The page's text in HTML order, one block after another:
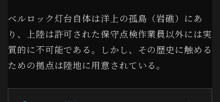
ベルロック灯台自体は洋上の孤島（岩礁）にあ
り、上陸は許可された保守点検作業員以外には実
質的に不可能である。しかし、その歴史に触める
ための拠点は陸地に用意されている。